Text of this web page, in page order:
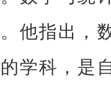
他指出，
学科，是